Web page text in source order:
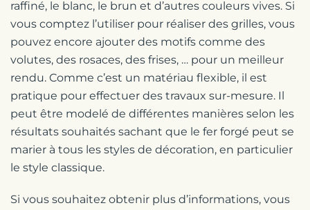
raffiné, le blanc, le brun et d’autres couleurs vives. Si
vous comptez l’utiliser pour réaliser des grilles, vous
pouvez encore ajouter des motifs comme des
volutes, des rosaces, des frises, … pour un meilleur
rendu. Comme c’est un matériau flexible, il est
pratique pour effectuer des travaux sur-mesure. Il
peut être modelé de différentes manières selon les
résultats souhaités sachant que le fer forgé peut se
marier à tous les styles de décoration, en particulier
le style classique.
Si vous souhaitez obtenir plus d’informations, vous